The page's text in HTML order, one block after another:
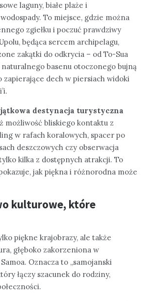
laguny, białe plaże i
To miejsce, gdzie można
zgiełku i poczuć prawdziwy
będąca sercem archipelagu,
zakątki do odkrycia – od To-Sua
basenu otoczonego bujną
zapierające dech w piersiach widoki
destynacja turystyczna
możliwość bliskiego kontaktu z
w rafach koralowych, spacer po
deszczowych czy obserwacja
kilka z dostępnych atrakcji. To
jak piękna i różnorodna może
kulturowe, które
piękne krajobrazy, ale także
głęboko zakorzeniona w
Oznacza to „samojanski
łączy szacunek do rodziny,